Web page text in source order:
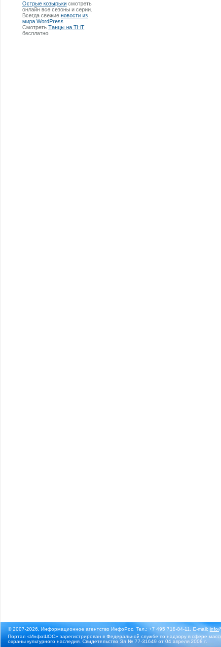
Острые козырьки смотреть
онлайн все сезоны и серии.
Всегда свежие новости из
мира WordPress
Смотреть Танцы на ТНТ
бесплатно
© 2007-2026, Информационное агентство ИнфоРос. Тел.: +7 495 718-84-11, E-mail:
Портал «ИнфоШОС» зарегистрирован в Федеральной службе по надзору в сфере
охраны культурного наследия. Свидетельство Эл № 77-31649 от 04 апреля 2008 г.